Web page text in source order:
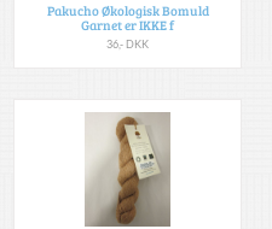
Pakucho Økologisk Bomuld
Garnet er IKKE f
36,- DKK